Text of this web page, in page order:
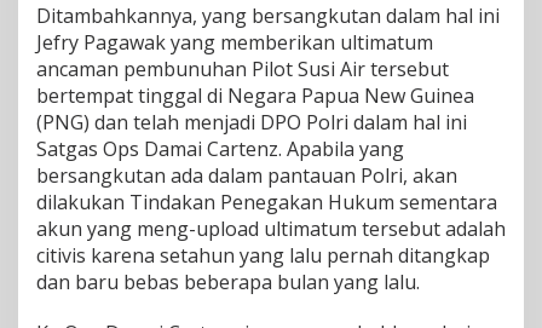
m
b
u
n
h
a
n
P
i
l
o
t
Ditambahkannya, yang bersangkutan dalam hal ini
Jefry Pagawak yang memberikan ultimatum
ancaman pembunuhan Pilot Susi Air tersebut
bertempat tinggal di Negara Papua New Guinea
(PNG) dan telah menjadi DPO Polri dalam hal ini
Satgas Ops Damai Cartenz. Apabila yang
bersangkutan ada dalam pantauan Polri, akan
dilakukan Tindakan Penegakan Hukum sementara
akun yang meng-upload ultimatum tersebut adalah
citivis karena setahun yang lalu pernah ditangkap
dan baru bebas beberapa bulan yang lalu.